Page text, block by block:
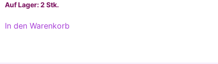
Auf Lager: 2 Stk.
In den Warenkorb